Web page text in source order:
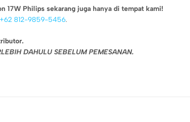
17W Philips sekarang juga hanya di tempat kami!
+62 812-9859-5456.
DAHULU SEBELUM PEMESANAN.